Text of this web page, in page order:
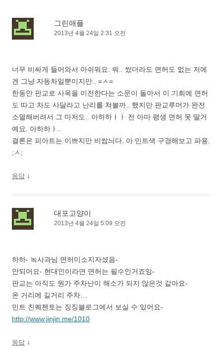
션
그린애플
2013년 4월 24일 2:31 오전
너무 비싸게 들어와서 아쉬워요. 뭐.. 쌌더라도 면허도 없는 저에
겐 그냥 자동차일뿐이지만.. =ㅅ=
한동안 판교로 사옥을 이전한다는 소문이 돌아서 이 기회에 면허
도 따고 차도 사달라고 난리를 쳐볼까.. 했지만 판교루머가 완전
소멸해버려서 그 마저도.. 아하하ㅏㅏ 전 아마 평생 면허 못 딸거
예요. 아하하ㅏ..
결론은 피아트는 이쁘지만 비쌉늬다. 아 민트색 구경해보고 파용.
;ㅅ;
응답 ↓
대포고양이
2013년 4월 24일 5:09 오전
하하- 녹사과님 면허미소지자셨음-
안되어요- 현대인이라면 면허는 필수인거죠잉-
판교는 아직도 뭔가 주차난이 해소가 되지 않은것 같아요-
온 거리에 길거리 주차…
민트 친퀘첸토는 징징블로그에서 보실 수 있어요-
http://www.jinjin.me/1010
응답 ↓